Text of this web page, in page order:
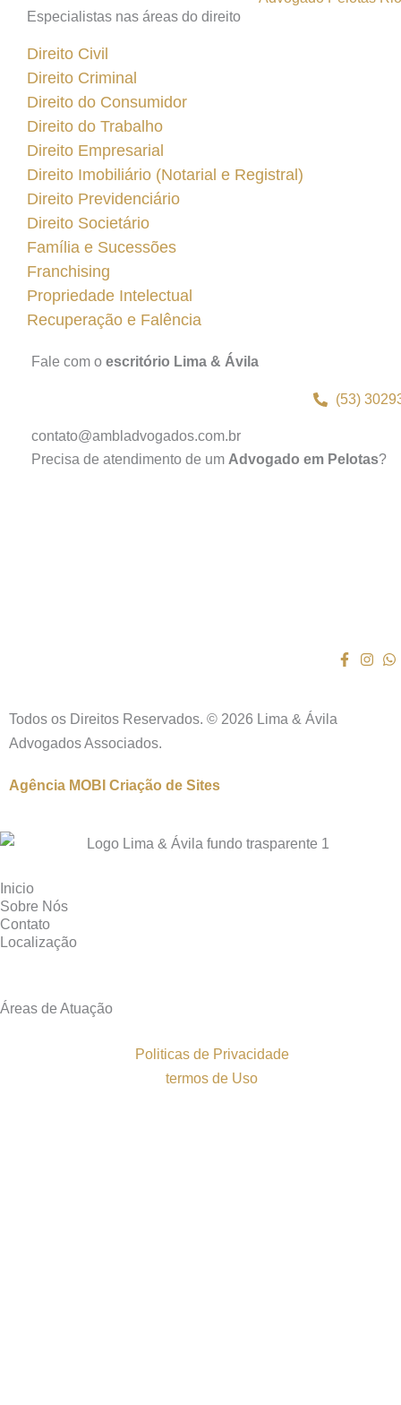
Especialistas nas áreas do direito
Direito Civil
Direito Criminal
Direito do Consumidor
Direito do Trabalho
Direito Empresarial
Direito Imobiliário (Notarial e Registral)
Direito Previdenciário
Direito Societário
Família e Sucessões
Franchising
Propriedade Intelectual
Recuperação e Falência
Fale com o escritório Lima & Ávila
(53)
contato@ambladvogados.com.br
Precisa de atendimento de um Advogado em Pelotas?
Todos os Direitos Reservados. © 2026 Lima & Ávila
Advogados Associados.
Agência MOBI Criação de Sites
Inicio
Sobre Nós
Contato
Localização
Áreas de Atuação
Politicas de Privacidade
termos de Uso